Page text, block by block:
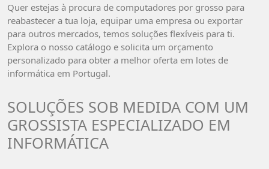
Quer estejas à procura de computadores por grosso para
reabastecer a tua loja, equipar uma empresa ou exportar
para outros mercados, temos soluções flexíveis para ti.
Explora o nosso catálogo e solicita um orçamento
personalizado para obter a melhor oferta em lotes de
informática em Portugal.
SOLUÇÕES SOB MEDIDA COM UM
GROSSISTA ESPECIALIZADO EM
INFORMÁTICA